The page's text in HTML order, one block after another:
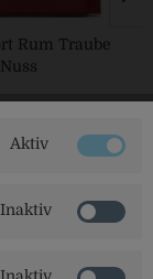
Rum Traube
Nuss
Aktiv
Inaktiv